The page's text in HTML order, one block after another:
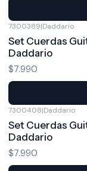
7300389|Daddario
Set Cuerdas
Daddario
$7.990
7300408|Daddario
Set Cuerdas
Daddario
$7.990